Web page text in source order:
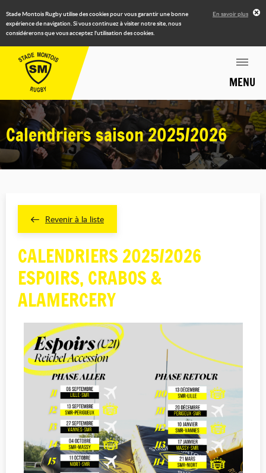
Stade Montois Rugby utilise des cookies pour vous garantir une bonne
expérience de navigation. Si vous continuez à visiter notre site, nous
considérerons que vous acceptez l'utilisation des cookies.
En savoir plus
MENU
Calendriers saison 2025/2026
Revenir à la liste
CALENDRIERS 2025/2026
ESPOIRS, CRABOS &
ALAMERCERY